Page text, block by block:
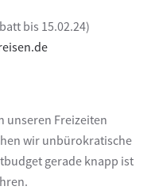
bis 15.02.24)
unseren Freizeiten
wir unbürokratische
gerade knapp ist